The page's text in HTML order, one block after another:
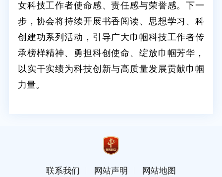
女科技工作者使命感、责任感与荣誉感。下一
步，协会将持续开展书香阅读、思想学习、科
创建功系列活动，引导广大巾帼科技工作者传
承榜样精神、勇担科创使命、绽放巾帼芳华，
以实干实绩为科技创新与高质量发展贡献巾帼
力量。
联系我们 网站声明 网站地图